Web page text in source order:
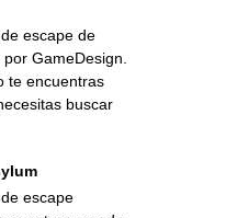
escape de
GameDesign.
te encuentras
buscar
escape